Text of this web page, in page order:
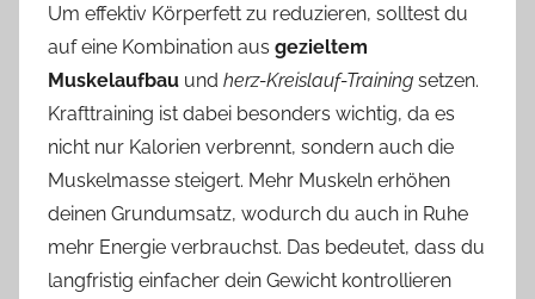
Um effektiv Körperfett zu reduzieren, solltest du
auf eine Kombination aus gezieltem
Muskelaufbau und herz-Kreislauf-Training setzen.
Krafttraining ist dabei besonders wichtig, da es
nicht nur Kalorien verbrennt, sondern auch die
Muskelmasse steigert. Mehr Muskeln erhöhen
deinen Grundumsatz, wodurch du auch in Ruhe
mehr Energie verbrauchst. Das bedeutet, dass du
langfristig einfacher dein Gewicht kontrollieren